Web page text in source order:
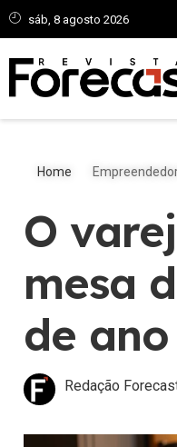
sáb, 8 agosto 2026
Home
O
mesa
de ano
Redação